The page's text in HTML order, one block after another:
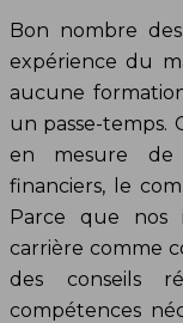
Bon nombre
expérience du
aucune
un passe-temps.
en mesure de
financiers, le
Parce que nos
carrière comme
des conseils
compétences